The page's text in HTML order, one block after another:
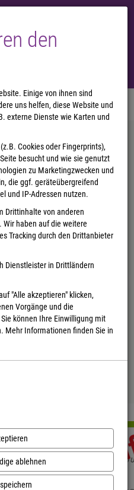
den
Einige von ihnen sind
uns helfen, diese Website und
externe Dienste wie Karten und
Cookies oder Fingerprints),
besucht und wie sie genutzt
zu Marketingzwecken und
die ggf. geräteübergreifend
und IP-Adressen nutzen.
Drittinhalte von anderen
haben auf die weitere
Tracking durch den Drittanbieter
Dienstleister in Drittländern
"Alle akzeptieren" klicken,
Vorgänge und die
können Ihre Einwilligung mit
Mehr Informationen finden Sie in
ablehnen
0
Yesteryear